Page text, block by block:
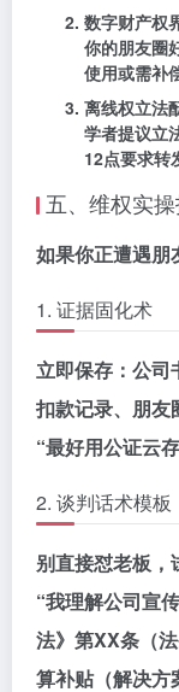
数字财产权
你的朋友圈
使用或需补
离线权立法
学者提议立
12点要求转
五、维权实
如果你正遭遇朋
1. 证据固化术
立即保存： 公司
扣款记录、 朋友
“最好用公证云
2. 谈判话术模板
别直接怼老板，
“我理解公司宣
法》第XX条（
算补贴（解决方